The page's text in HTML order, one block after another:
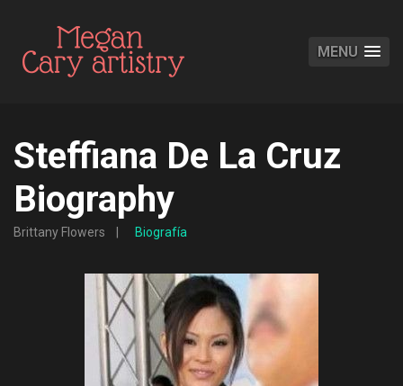
MENU
Steffiana De La Cruz
Biography
Brittany Flowers Biografía